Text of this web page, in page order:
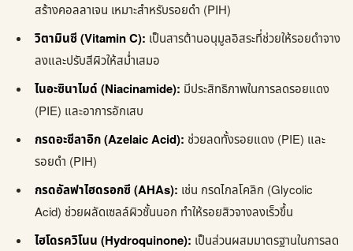
สร้างคอลลาเจน เหมาะสำหรับรอยดำ (PIH)
วิตามินซี (Vitamin C): เป็นสารต้านอนุมูลอิสระที่ช่วยให้รอยดำจาง
ลงและปรับสีผิวให้สม่ำเสมอ
ไนอะซินาไมด์ (Niacinamide): มีประสิทธิภาพในการลดรอยแดง
(PIE) และอาการอักเสบ
กรดอะซีลาอิก (Azelaic Acid): ช่วยลดทั้งรอยแดง (PIE) และ
รอยดำ (PIH)
กรดอัลฟาไฮดรอกซี (AHAs): เช่น กรดไกลโคลิก (Glycolic
Acid) ช่วยผลัดเซลล์ผิวชั้นนอก ทำให้รอยสิวจางลงเร็วขึ้น
ไฮโดรควิโนน (Hydroquinone): เป็นส่วนผสมมาตรฐานในการลด